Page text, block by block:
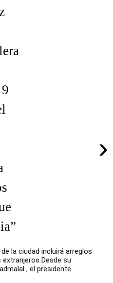
›
la ciudad incluirá arreglos
extranjeros Desde su
, el presidente